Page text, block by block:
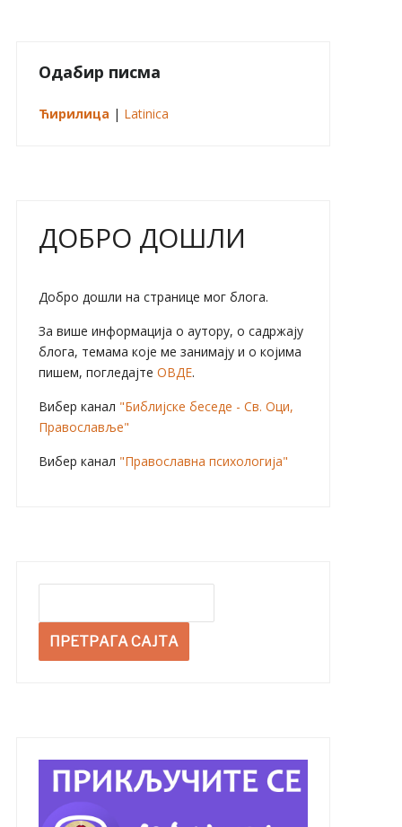
Одабир писма
Ћирилица | Latinica
ДОБРО ДОШЛИ
Добро дошли на странице мог блога.
За више информација о аутору, о садржају
блога, темама које ме занимају и о којима
пишем, погледајте ОВДЕ.
Вибер канал "Библијске беседе - Св. Оци,
Православље"
Вибер канал "Православна психологија"